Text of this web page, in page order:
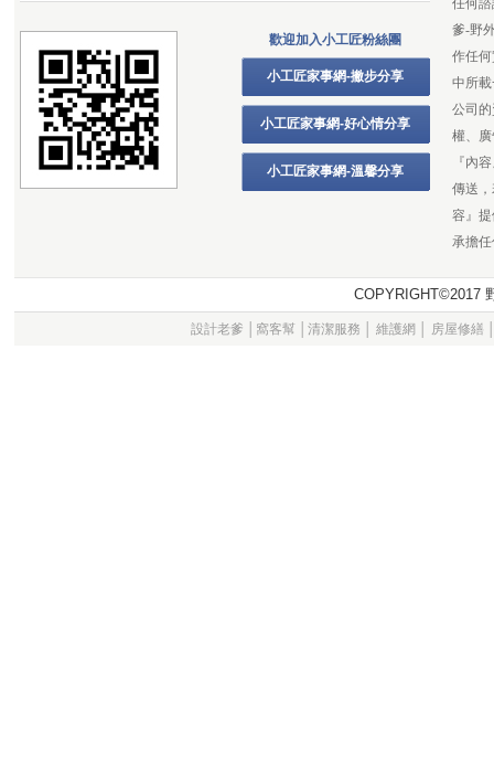
歡迎加入小工匠粉絲團
小工匠家事網-撇步分享
小工匠家事網-好心情分享
小工匠家事網-溫馨分享
任何
爹-野
作任
中所
公司
權、
『內
傳送
容』
承擔
設計老爹 窩客幫 清潔服務 維護網 房屋修繕